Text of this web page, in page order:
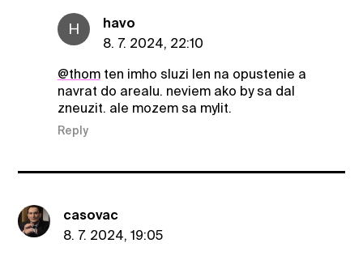
H
havo
8. 7. 2024, 22:10
@thomten imho sluzi len na opustenie a
navrat do arealu. neviem ako by sa dal
zneuzit. ale mozem sa mylit.
Reply
casovac
8. 7. 2024, 19:05